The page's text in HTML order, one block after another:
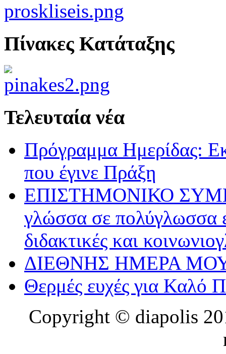
Πίνακες Κατάταξης
Τελευταία νέα
Πρόγραμμα Ημερίδας:
που έγινε Πράξη
ΕΠΙΣΤΗΜΟΝΙΚΟ
γλώσσα σε πολύγλωσσα
διδακτικές και
ΔΙΕΘΝΗΣ ΗΜΕΡΑ
Θερμές ευχές για Καλό
Copyright © diapolis